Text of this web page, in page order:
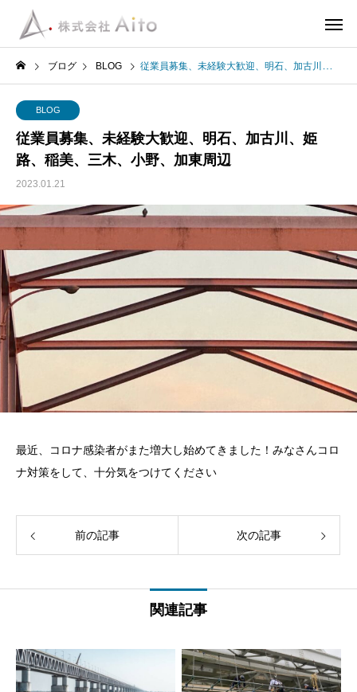
ブログ BLOG 従業員募集、未経験大歓迎、明石、加古川、姫路、稲美、三木、小野、加東周辺
BLOG
従業員募集、未経験大歓迎、明石、加古川、姫
路、稲美、三木、小野、加東周辺
2023.01.21
最近、コロナ感染者がまた増大し始めてきました！みなさんコロ
ナ対策をして、十分気をつけてください
前の記事 次の記事
関連記事